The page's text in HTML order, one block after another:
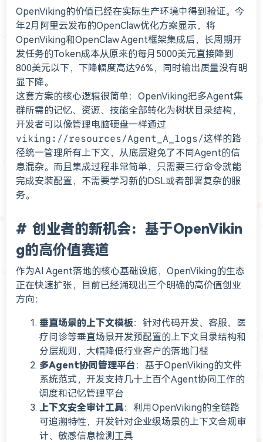
OpenViking的价值已经在实际生产环境中得到验证。今
年2月阿里云发布的OpenClaw优化方案显示，将
OpenViking和OpenClaw Agent框架集成后，长周期开
发任务的Token成本从原来的每月5000美元直接降到
800美元以下，下降幅度高达96%，同时输出质量没有明
显下降。
这套方案的核心逻辑很简单：OpenViking把多Agent集
群所需的记忆、资源、技能全部转化为树状目录结构，
开发者可以像管理电脑硬盘一样通过
viking://resources/Agent_A_logs/这样的路
径统一管理所有上下文，从底层避免了不同Agent的信
息混杂。而且集成过程非常简单，只需要三行命令就能
完成安装配置，不需要学习新的DSL或者部署复杂的服
务。
创业者的新机会：基于OpenVikin
g的高价值赛道
作为AI Agent落地的核心基础设施，OpenViking的生态
正在快速扩张，目前已经涌现出三个明确的高价值创业
方向：
垂直场景的上下文模板：针对代码开发、客服、医
疗问诊等垂直场景开发预配置的上下文目录结构和
分层规则，大幅降低行业客户的落地门槛
多Agent协同管理平台：基于OpenViking的文件
系统范式，开发支持几十上百个Agent协同工作的
调度和记忆管理平台
上下文安全审计工具：利用OpenViking的全链路
可追溯特性，开发针对企业级场景的上下文合规审
计、敏感信息检测工具